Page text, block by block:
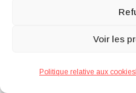
Voir les
Politique relative aux cookies